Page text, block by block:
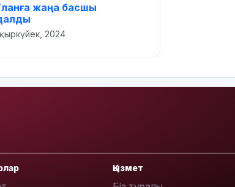
жаңа басшы
2024
Қызмет